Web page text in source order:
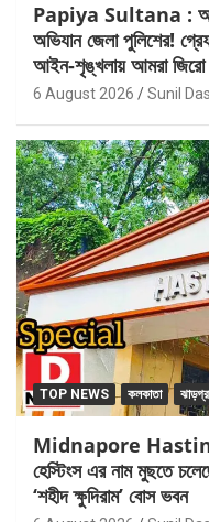
Papiya Sultana : অবৈধ
অভিযান জেলা পুলিশের!
আইন-শৃঙ্খলায় আমরা জিরো
6 August 2026 Sunil Das
TOP NEWS কলকাতা
Midnapore
হেস্টিংস এর নাম মুছতে
‘শহীদ ক্ষুদিরাম’ বোস ভবন